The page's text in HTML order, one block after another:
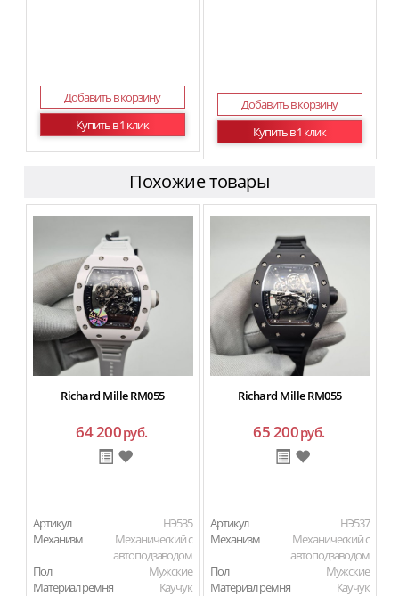
Добавить в корзину
Купить в 1 клик
Добавить в корзину
Купить в 1 клик
Похожие товары
Richard Mille RM055
64 200руб.
Артикул
HЭ535
Механизм
Механический с
автоподзаводом
Пол
Мужские
Материал ремня
Каучук
Richard Mille RM055
65 200руб.
Артикул
HЭ537
Механизм
Механический с
автоподзаводом
Пол
Мужские
Материал ремня
Каучук